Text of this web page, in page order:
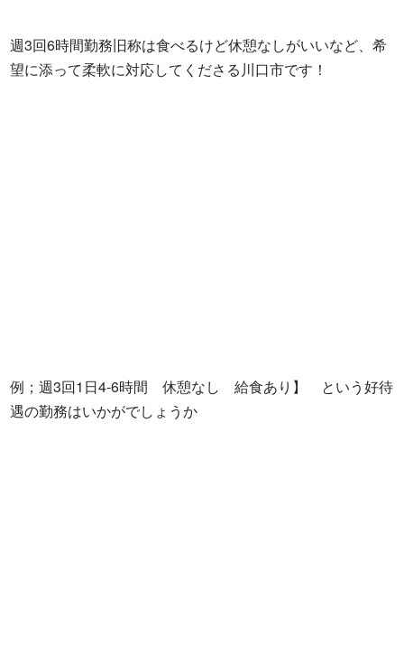
週3回6時間勤務旧称は食べるけど休憩なしがいいなど、希
望に添って柔軟に対応してくださる川口市です！
例；週3回1日4-6時間　休憩なし　給食あり】　という好待
遇の勤務はいかがでしょうか